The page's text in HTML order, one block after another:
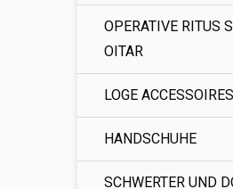
OPERATIVE RITUS
OITAR
LOGE ACCESSOIRES
HANDSCHUHE
SCHWERTER UND